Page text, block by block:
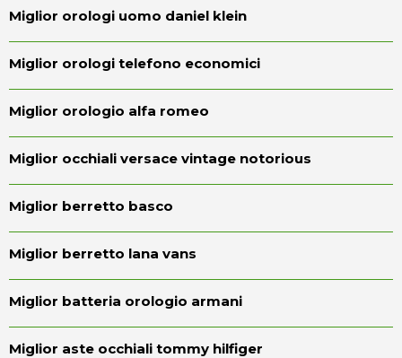
Miglior orologi uomo daniel klein
Miglior orologi telefono economici
Miglior orologio alfa romeo
Miglior occhiali versace vintage notorious
Miglior berretto basco
Miglior berretto lana vans
Miglior batteria orologio armani
Miglior aste occhiali tommy hilfiger